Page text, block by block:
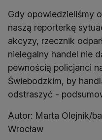
Gdy opowiedzieliśmy
naszą reporterkę
akcyzy, rzecznik
nielegalny handel nie
pewnością policjanci
Świebodzkim, by
odstraszyć -
Autor: Marta Olejnik/
Wrocław